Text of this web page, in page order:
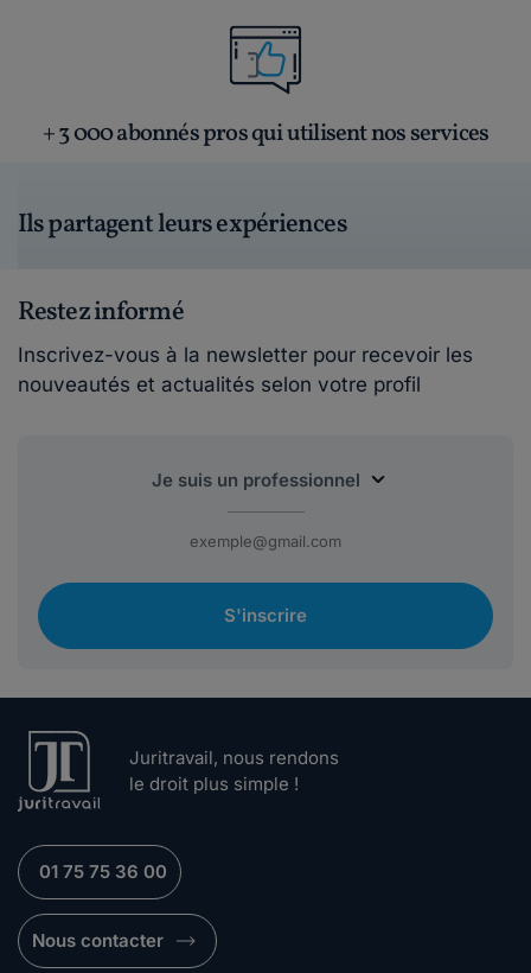
+ 3 000 abonnés pros qui utilisent nos services
Ils partagent leurs expériences
Restez informé
Inscrivez-vous à la newsletter pour recevoir les
nouveautés et actualités selon votre profil
S'inscrire
Juritravail, nous rendons
le droit plus simple !
01 75 75 36 00
Nous contacter